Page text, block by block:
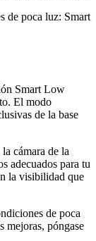
de poca luz: Smart
Smart Low
El modo
de la base
cámara de la
adecuados para tu
la visibilidad que
de poca
mejoras, póngase